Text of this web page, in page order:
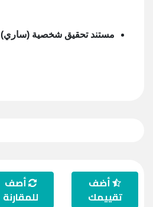
مستند تحقيق شخصية (ساري)
أضف
تقييمك
أصف
للمقارنة